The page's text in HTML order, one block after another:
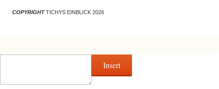
COPYRIGHTTICHYS EINBLICK 2026
Insert